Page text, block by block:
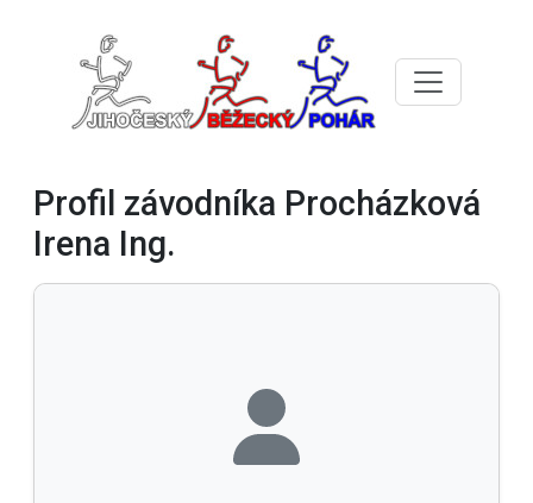
Profil závodníka Procházková
Irena Ing.